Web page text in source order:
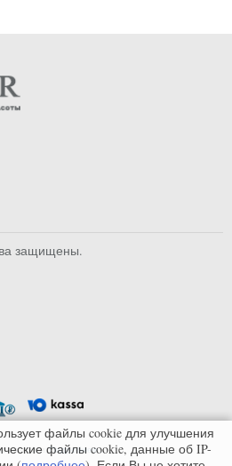
защищены.
Подробнее...
файлы cookie для улучшения
файлы cookie, данные об IP-